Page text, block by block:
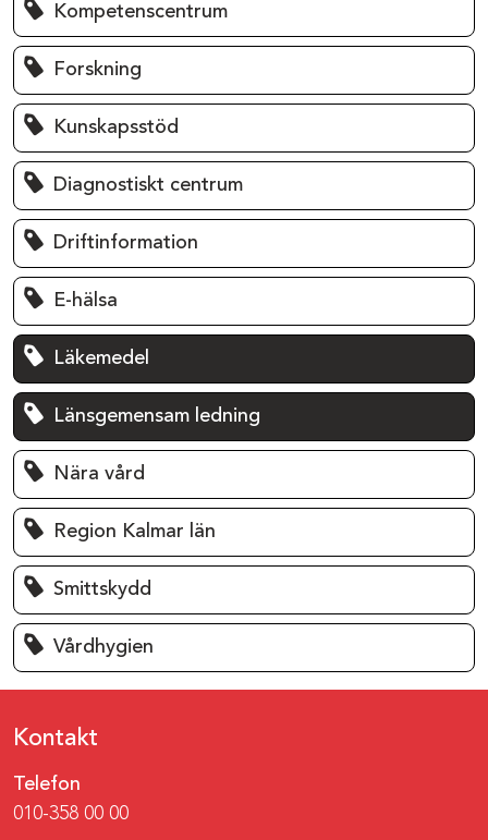
Kompetenscentrum
Forskning
Kunskapsstöd
Diagnostiskt centrum
Driftinformation
E-hälsa
Läkemedel
Länsgemensam ledning
Nära vård
Region Kalmar län
Smittskydd
Vårdhygien
Kontakt
Telefon
010-358 00 00